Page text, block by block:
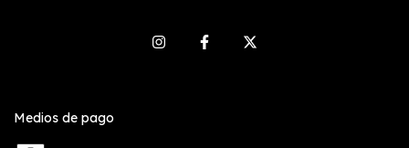
Medios de pago